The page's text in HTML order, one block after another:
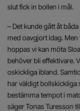
slut fick in bollen i mål.
– Det kunde gått åt
med oavgjort idag. Men
hoppas vi kan möta
behöver bli effektivare.
oskickliga ibland.
har väldigt bollskickliga
bestämma tempot i
säger Tonas Turesson